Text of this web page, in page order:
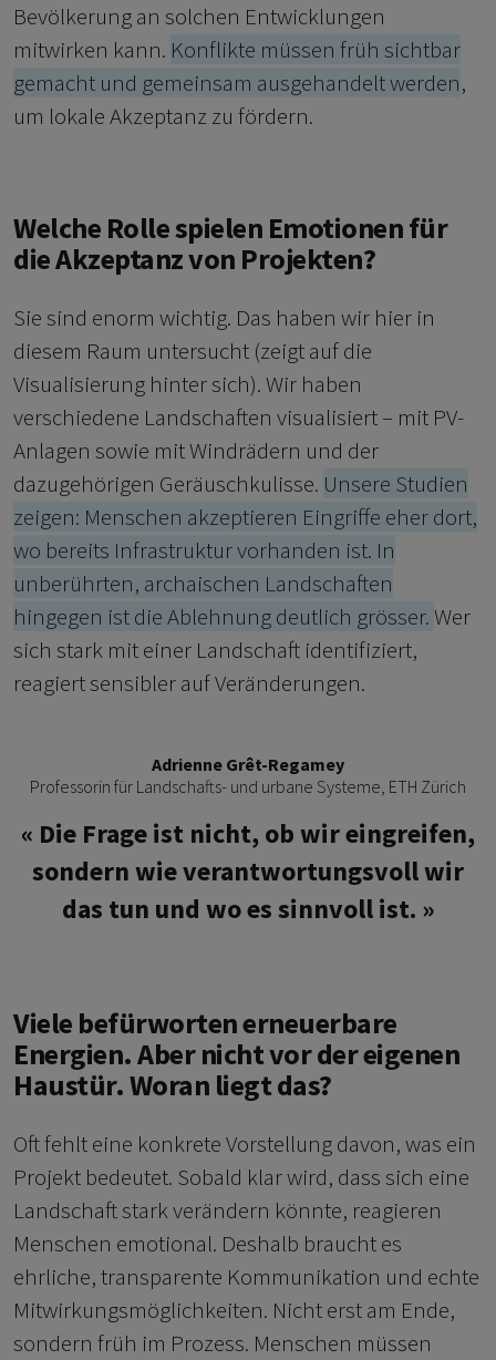
Bevölkerung an solchen Entwicklungen
mitwirken kann. Konflikte müssen früh sichtbar
gemacht und gemeinsam ausgehandelt werden,
um lokale Akzeptanz zu fördern.
Welche Rolle spielen Emotionen für
die Akzeptanz von Projekten?
Sie sind enorm wichtig. Das haben wir hier in
diesem Raum untersucht (zeigt auf die
Visualisierung hinter sich). Wir haben
verschiedene Landschaften visualisiert – mit PV-
Anlagen sowie mit Windrädern und der
dazugehörigen Geräuschkulisse. Unsere Studien
zeigen: Menschen akzeptieren Eingriffe eher dort,
wo bereits Infrastruktur vorhanden ist. In
unberührten, archaischen Landschaften
hingegen ist die Ablehnung deutlich grösser.Wer
sich stark mit einer Landschaft identifiziert,
reagiert sensibler auf Veränderungen.
Adrienne Grêt-Regamey
Professorin für Landschafts- und urbane Systeme, ETH Zürich
Die Frage ist nicht, ob wir eingreifen,
sondern wie verantwortungsvoll wir
das tun und wo es sinnvoll ist.
Viele befürworten erneuerbare
Energien. Aber nicht vor der eigenen
Haustür. Woran liegt das?
Oft fehlt eine konkrete Vorstellung davon, was ein
Projekt bedeutet. Sobald klar wird, dass sich eine
Landschaft stark verändern könnte, reagieren
Menschen emotional. Deshalb braucht es
ehrliche, transparente Kommunikation und echte
Mitwirkungsmöglichkeiten. Nicht erst am Ende,
sondern früh im Prozess. Menschen müssen